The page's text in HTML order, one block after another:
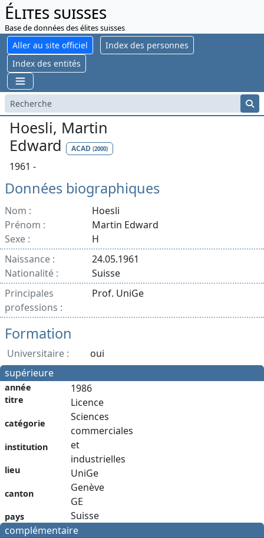
Élites suisses
Base de données des élites suisses
Aller au site officiel
Index des personnes
Index des entités
Hoesli, Martin
Edward
ACAD (2000)
1961 -
Données biographiques
Nom :
Hoesli
Prénom :
Martin Edward
Sexe :
H
Naissance :
24.05.1961
Nationalité :
Suisse
Principales
professions :
Prof. UniGe
Formation
Universitaire :
oui
supérieure
année
titre
catégorie
institution
lieu
canton
pays
1986
Licence
Sciences
commerciales
et
industrielles
UniGe
Genève
GE
Suisse
complémentaire